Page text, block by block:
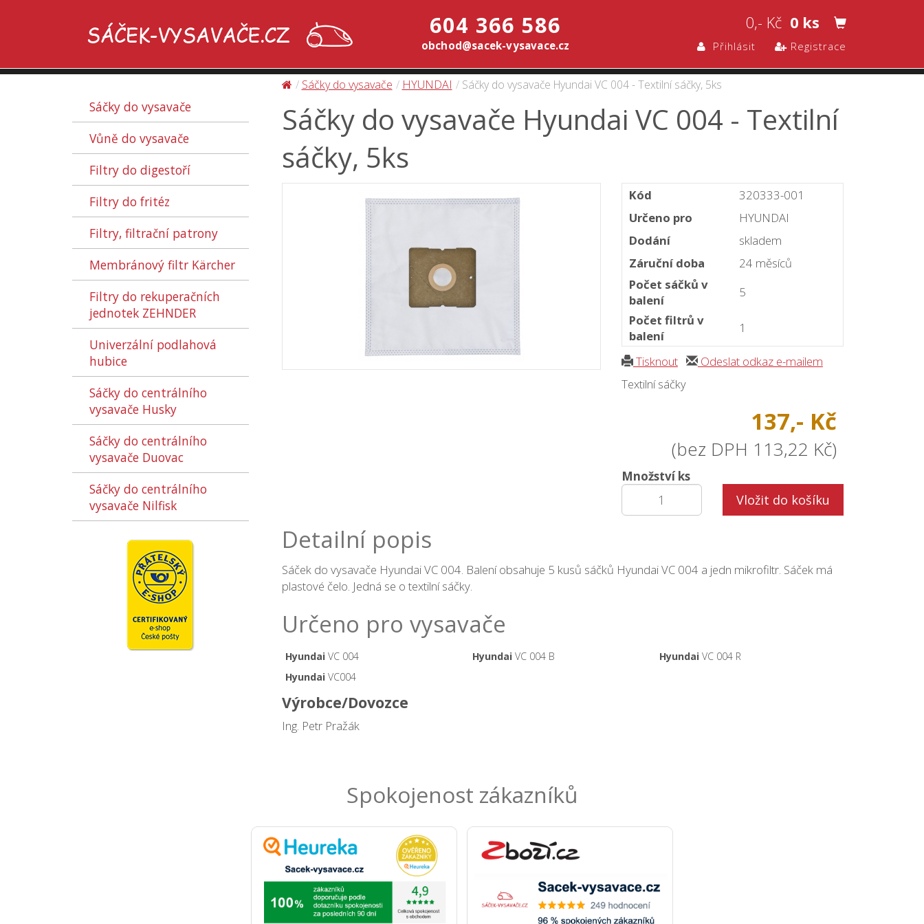
604 366 586
obchod@sacek-vysavace.cz
0,- Kč 0 ks
Přihlásit Registrace
Sáčky do vysavače
Vůně do vysavače
Filtry do digestoří
Filtry do fritéz
Filtry, filtrační patrony
Membránový filtr Kärcher
Filtry do rekuperačních
jednotek ZEHNDER
Univerzální podlahová
hubice
Sáčky do centrálního
vysavače Husky
Sáčky do centrálního
vysavače Duovac
Sáčky do centrálního
vysavače Nilfisk
Sáčky do vysavače HYUNDAI Sáčky do vysavače Hyundai VC 004 - Textilní sáčky, 5ks
Sáčky do vysavače Hyundai VC 004 - Textilní
sáčky, 5ks
Kód
320333-001
Určeno pro
HYUNDAI
Dodání
skladem
Záruční doba
24 měsíců
Počet sáčků v
balení
5
Počet filtrů v
balení
1
Tisknout
Odeslat odkaz e-mailem
Textilní sáčky
137,- Kč
(bez DPH 113,22 Kč)
Množství ks
Vložit do košíku
Detailní popis
Sáček do vysavače Hyundai VC 004. Balení obsahuje 5 kusů sáčků Hyundai VC 004 a jedn mikrofiltr. Sáček má
plastové čelo. Jedná se o textilní sáčky.
Určeno pro vysavače
HyundaiVC 004 HyundaiVC 004 B Hyundai VC 004 R
HyundaiVC004
Výrobce/Dovozce
Ing. Petr Pražák
Spokojenost zákazníků